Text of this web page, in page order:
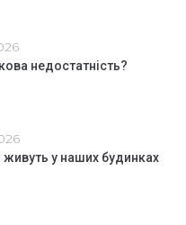
недостатність?
живуть у наших будинках